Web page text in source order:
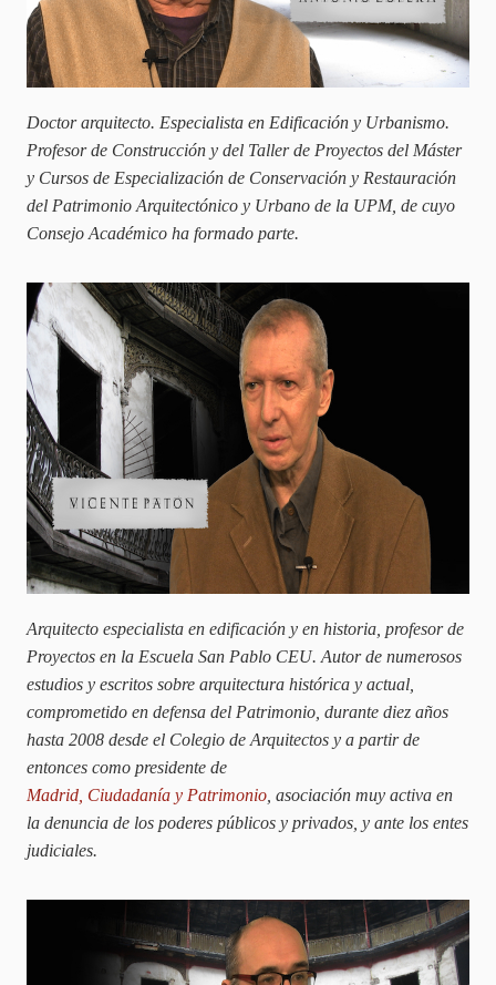
Doctor arquitecto. Especialista en Edificación y Urbanismo.
Profesor de Construcción y del Taller de Proyectos del Máster
y Cursos de Especialización de Conservación y Restauración
del Patrimonio Arquitectónico y Urbano de la UPM, de cuyo
Consejo Académico ha formado parte.
Arquitecto especialista en edificación y en historia, profesor de
Proyectos en la Escuela San Pablo CEU. Autor de numerosos
estudios y escritos sobre arquitectura histórica y actual,
comprometido en defensa del Patrimonio, durante diez años
hasta 2008 desde el Colegio de Arquitectos y a partir de
entonces como presidente de
Madrid, Ciudadanía y Patrimonio , asociación muy activa en
la denuncia de los poderes públicos y privados, y ante los entes
judiciales.